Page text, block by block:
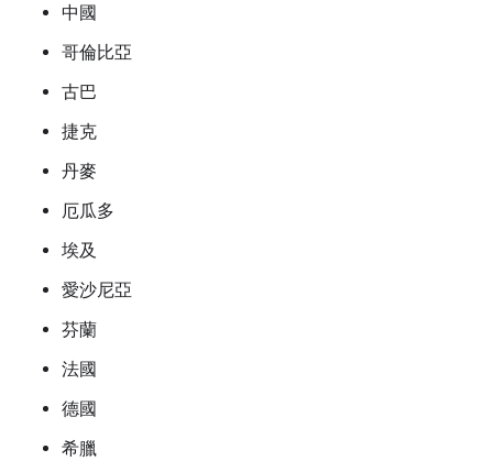
中國
哥倫比亞
古巴
捷克
丹麥
厄瓜多
埃及
愛沙尼亞
芬蘭
法國
德國
希臘